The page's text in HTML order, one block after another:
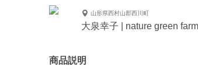
山形県西村山郡西川町
大泉幸子 | nature green farm
商品説明